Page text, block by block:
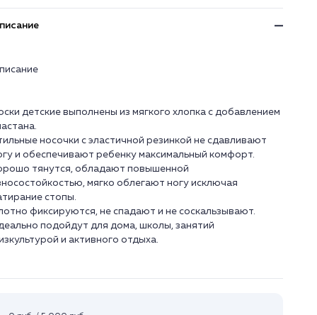
детские выполнены из мягкого хлопка с добавлением
носочки с эластичной резинкой не сдавливают
и обеспечивают ребенку максимальный комфорт.
тянутся, обладают повышенной
мягко облегают ногу исключая
стопы.
фиксируются, не спадают и не соскальзывают.
подойдут для дома, школы, занятий
и активного отдыха.